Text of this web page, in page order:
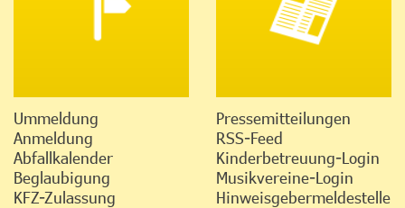
Ummeldung
Anmeldung
Abfallkalender
Beglaubigung
KFZ-Zulassung
Pressemitteilungen
RSS-Feed
Kinderbetreuung-Login
Musikvereine-Login
Hinweisgebermeldestelle